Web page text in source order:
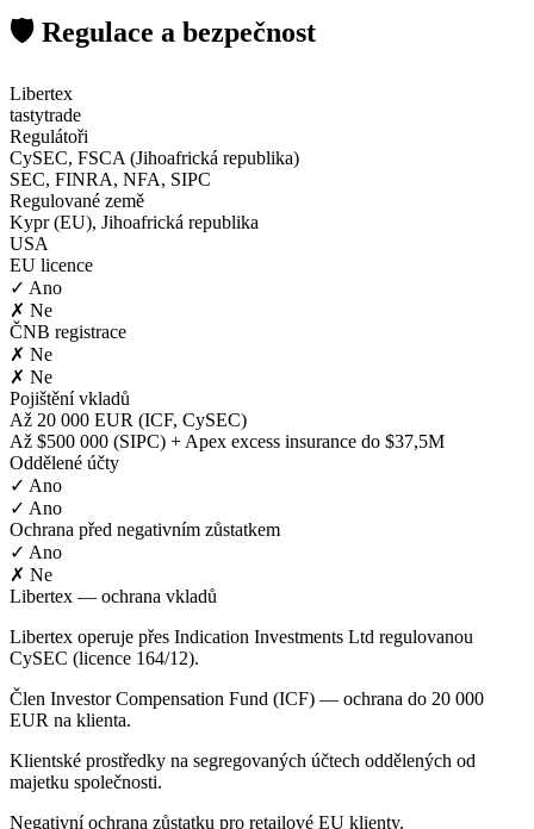
🛡️ Regulace a bezpečnost
Libertex
tastytrade
Regulátoři
CySEC, FSCA (Jihoafrická republika)
SEC, FINRA, NFA, SIPC
Regulované země
Kypr (EU), Jihoafrická republika
USA
EU licence
✓ Ano
✗ Ne
ČNB registrace
✗ Ne
✗ Ne
Pojištění vkladů
Až 20 000 EUR (ICF, CySEC)
Až $500 000 (SIPC) + Apex excess insurance do $37,5M
Oddělené účty
✓ Ano
✓ Ano
Ochrana před negativním zůstatkem
✓ Ano
✗ Ne
Libertex — ochrana vkladů
Libertex operuje přes Indication Investments Ltd regulovanou
CySEC (licence 164/12).
Člen Investor Compensation Fund (ICF) — ochrana do 20 000
EUR na klienta.
Klientské prostředky na segregovaných účtech oddělených od
majetku společnosti.
Negativní ochrana zůstatku pro retailové EU klienty.